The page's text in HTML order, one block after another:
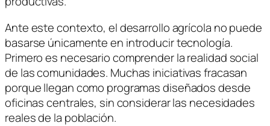
Ante este contexto, el desarrollo agrícola no puede
basarse únicamente en introducir tecnología.
Primero es necesario comprender la realidad social
de las comunidades. Muchas iniciativas fracasan
porque llegan como programas diseñados desde
oficinas centrales, sin considerar las necesidades
reales de la población.